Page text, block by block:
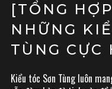
[TỔNG
NHỮNG
TÙNG CỰC
Kiểu tóc Sơn Tùng luôn